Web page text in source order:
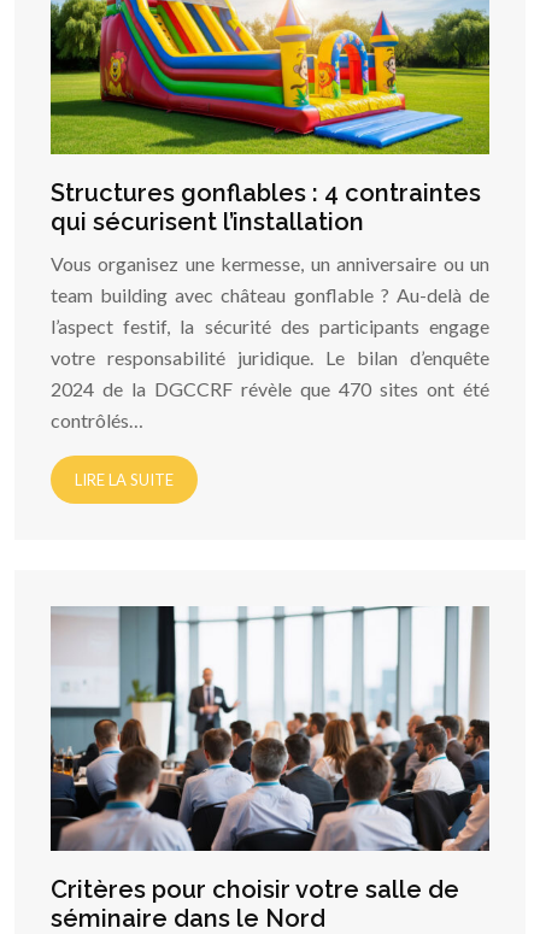
Structures gonflables : 4 contraintes
qui sécurisent l’installation
Vous organisez une kermesse, un anniversaire ou un
team building avec château gonflable ? Au-delà de
l’aspect festif, la sécurité des participants engage
votre responsabilité juridique. Le bilan d’enquête
2024 de la DGCCRF révèle que 470 sites ont été
contrôlés…
LIRE LA SUITE
Critères pour choisir votre salle de
séminaire dans le Nord